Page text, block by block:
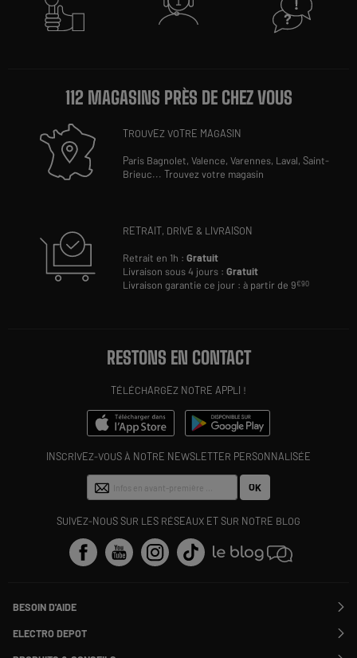
112 MAGASINS PRÈS DE CHEZ VOUS
TROUVEZ VOTRE MAGASIN
Paris Bagnolet,Valence,Varennes, Laval,Saint-
Brieuc...Trouvez votre magasin
RETRAIT, DRIVE & LIVRAISON
Retrait en 1h :Gratuit
Livraison sous 4 jours :Gratuit
Livraison garantie ce jour : à partir de 9€90
RESTONS EN CONTACT
TÉLÉCHARGEZ NOTRE APPLI !
INSCRIVEZ-VOUS À NOTRE NEWSLETTER PERSONNALISÉE
OK
SUIVEZ-NOUS SUR LES RÉSEAUX ET SUR NOTRE BLOG
BESOIN D'AIDE
Suivre ma commande
Modifier ou annuler ma commande
ELECTRO DEPOT